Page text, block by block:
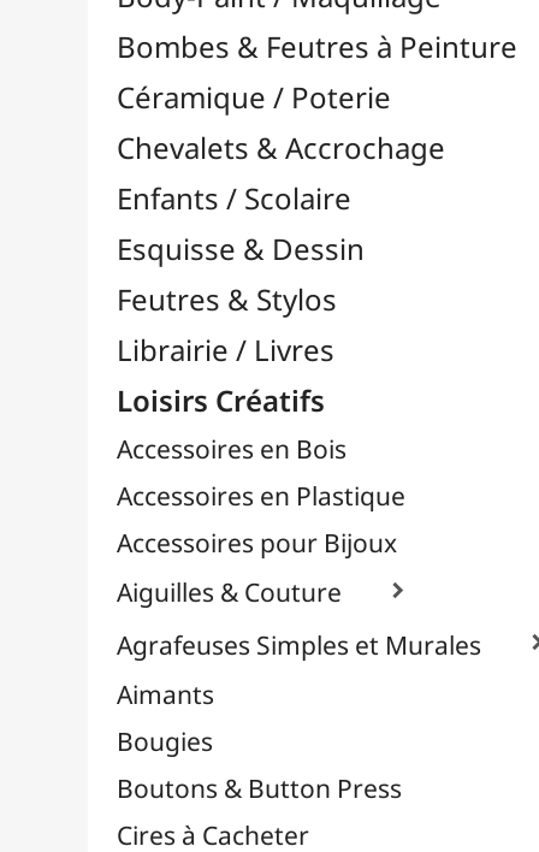
Feutres & Stylos
Librairie / Livres
Loisirs Créatifs
Accessoires en Bois
Accessoires en Plastique
Accessoires pour Bijoux
Aiguilles & Couture

Agrafeuses Simples et Murales 
Aimants
Bougies
Boutons & Button Press
Clous / Pointes / Épingles
Coloriage
Crochets de Tricot
Divers
Effets Oxydation / Rouille
Emporte-Pièces & Perforatrices
Feuilles Métallisées & Foils
Feutrines & Caoutchouc Mousse
Fibres & Raphia
Appareils à Pompons
Bobines Ficelle Coton
Bobines Ficelle Cuir
Bobines Ficelle Naturelle